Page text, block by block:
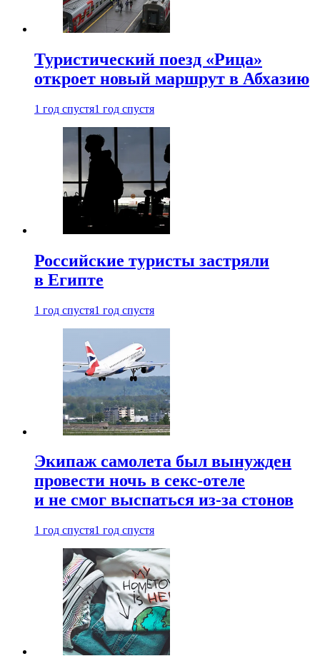
Туристический поезд «Рица»
откроет новый маршрут в Абхазию
1 год спустя1 год спустя
Российские туристы застряли
в Египте
1 год спустя1 год спустя
Экипаж самолета был вынужден
провести ночь в секс-отеле
и не смог выспаться из-за стонов
1 год спустя1 год спустя